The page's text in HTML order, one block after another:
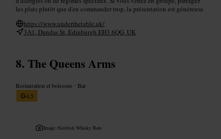
les plats plutôt que d'en commander trop, la présentation est généreuse.
https://www.underthetable.uk/
3A1, Dundas St, Edinburgh EH3 6QG, UK
The Queens Arms
Restauration et boissons • Bar
4,5
Image /Scottish Whisky Bars